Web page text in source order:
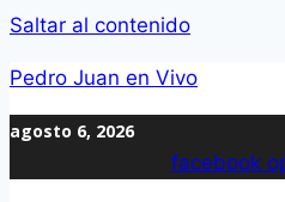
Saltar al contenido
Pedro Juan en Vivo
agosto 6, 2026
facebook